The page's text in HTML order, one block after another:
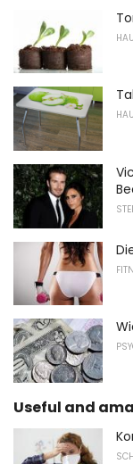
Useful and